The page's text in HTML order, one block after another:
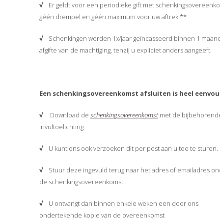
√ Er geldt voor een periodieke gift met
géén drempel en géén maximum voor uw aftrek.**
√ Schenkingen worden 1x/jaar geïncasseerd binnen 1
afgifte van de machtiging, tenzij u expliciet anders aangeeft.
Een schenkingsovereenkomst afsluiten is heel
√ Download de schenkingsovereenkomstmet de
invultoelichting.
√ U kunt ons ook verzoeken dit per post aan u toe te sturen.
√ Stuur deze ingevuld terug naar het adres of emailadres
de schenkingsovereenkomst.
√ U ontvangt dan binnen enkele weken een door ons
ondertekende kopie van de overeenkomst